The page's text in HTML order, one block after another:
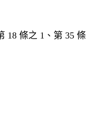
18 條之 1、第 35 條